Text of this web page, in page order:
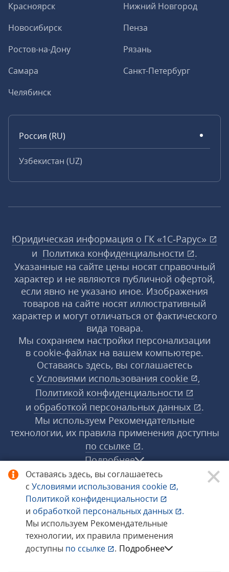
Оставаясь здесь, вы соглашаетесь
с Условиями использования cookie
,
Политикой конфиденциальности
и обработкой персональных данных
.
Мы используем Рекомендательные
технологии, их правила применения
доступны по ссылке . Подробнее
Красноярск
Нижний Новгород
Новосибирск
Пенза
Ростов-на-Дону
Рязань
Самара
Санкт-Петербург
Челябинск
Россия (RU)
Узбекистан (UZ)
Юридическая информация о ГК «1С‑Рарус»
и Политика конфиденциальности
.
Указанные на сайте цены носят справочный
характер и не являются публичной офертой,
если явно не указано иное. Изображения
товаров на сайте носят иллюстративный
характер и могут отличаться от фактического
вида товара.
Мы сохраняем настройки персонализации
в cookie‑файлах на вашем компьютере.
Оставаясь здесь, вы соглашаетесь
с Условиями использования cookie
,
Политикой конфиденциальности
и обработкой персональных данных
.
Мы используем Рекомендательные
технологии, их правила применения доступны
по ссылке
.
Подробнее
© 1998−2026 «1С‑Рарус» ®. Все права
защищены.
Сообщить об ошибке